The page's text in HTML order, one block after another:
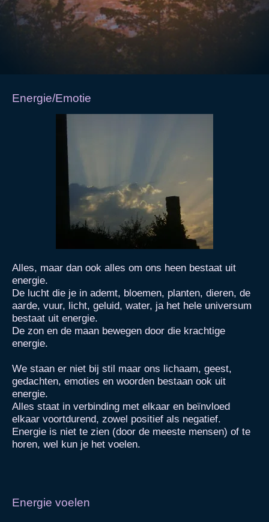
Energie/Emotie
Alles, maar dan ook alles om ons heen bestaat uit
energie.
De lucht die je in ademt, bloemen, planten, dieren, de
aarde, vuur, licht, geluid, water, ja het hele universum
bestaat uit energie.
De zon en de maan bewegen door die krachtige
energie.
We staan er niet bij stil maar ons lichaam, geest,
gedachten, emoties en woorden bestaan ook uit
energie.
Alles staat in verbinding met elkaar en beïnvloed
elkaar voortdurend, zowel positief als negatief.
Energie is niet te zien (door de meeste mensen) of te
horen, wel kun je het voelen.
Energie voelen